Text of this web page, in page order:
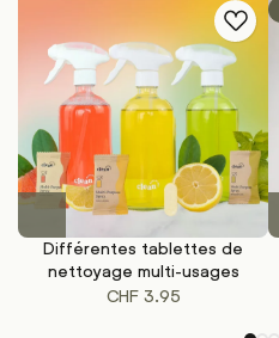
Ce
a
plusieurs
variations.
Différentes tablettes de
nettoyage multi-usages
CHF3.95